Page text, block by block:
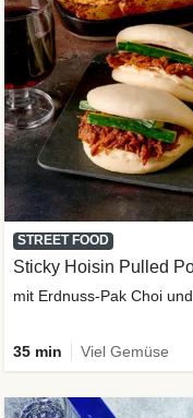
STREET FOOD
Sticky Hoisin Pulled
mit Erdnuss-Pak Choi
35 min Viel Gemüse